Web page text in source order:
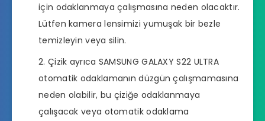
için odaklanmaya çalışmasına neden olacaktır.
Lütfen kamera lensimizi yumuşak bir bezle
temizleyin veya silin.
Çizik ayrıca SAMSUNG GALAXY S22 ULTRA
otomatik odaklamanın düzgün çalışmamasına
neden olabilir, bu çiziğe odaklanmaya
çalışacak veya otomatik odaklama